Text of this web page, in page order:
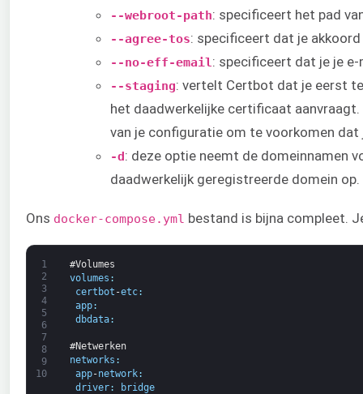
--webroot-path: specificeert het pad
--agree-tos: specificeert dat je
--no-eff-email : specificeert dat je je
--staging: vertelt Certbot dat je eerst
het daadwerkelijke certificaat
van je configuratie om te voorkomen
-d: deze optie neemt de domeinnamen
daadwerkelijk geregistreerde domein op.
Ons docker-compose.yml bestand is bijna compleet.
1
2
3
4
5
6
7
8
9
10
#Volumes
volumes :
certbot -etc:
app:
dbdata:
#Netwerken
networks :
app-network:
driver: bridge